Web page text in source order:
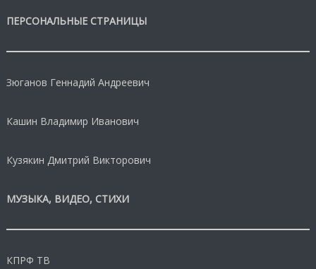
ПЕРСОНАЛЬНЫЕ СТРАНИЦЫ
Зюганов Геннадий Андреевич
Кашин Владимир Иванович
Кузякин Дмитрий Викторович
МУЗЫКА, ВИДЕО, СТИХИ
КПРФ ТВ